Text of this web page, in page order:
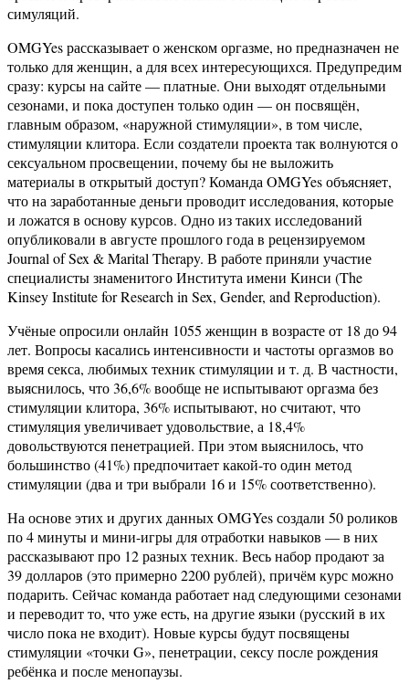
симуляций.
OMGYes рассказывает о женском оргазме, но предназначен не
только для женщин, а для всех интересующихся. Предупредим
сразу: курсы на сайте — платные. Они выходят отдельными
сезонами, и пока доступен только один — он посвящён,
главным образом, «наружной стимуляции», в том числе,
стимуляции клитора. Если создатели проекта так волнуются о
сексуальном просвещении, почему бы не выложить
материалы в открытый доступ? Команда OMGYes объясняет,
что на заработанные деньги проводит исследования, которые
и ложатся в основу курсов. Одно из таких исследований
опубликовали в августе прошлого года в рецензируемом
Journal of Sex & Marital Therapy. В работе приняли участие
специалисты знаменитого Института имени Кинси (The
Kinsey Institute for Research in Sex, Gender, and Reproduction).
Учёные опросили онлайн 1055 женщин в возрасте от 18 до 94
лет. Вопросы касались интенсивности и частоты оргазмов во
время секса, любимых техник стимуляции и т. д. В частности,
выяснилось, что 36,6% вообще не испытывают оргазма без
стимуляции клитора, 36% испытывают, но считают, что
стимуляция увеличивает удовольствие, а 18,4%
довольствуются пенетрацией. При этом выяснилось, что
большинство (41%) предпочитает какой-то один метод
стимуляции (два и три выбрали 16 и 15% соответственно).
На основе этих и других данных OMGYes создали 50 роликов
по 4 минуты и мини-игры для отработки навыков — в них
рассказывают про 12 разных техник. Весь набор продают за
39 долларов (это примерно 2200 рублей), причём курс можно
подарить. Сейчас команда работает над следующими сезонами
и переводит то, что уже есть, на другие языки (русский в их
число пока не входит). Новые курсы будут посвящены
стимуляции «точки G», пенетрации, сексу после рождения
ребёнка и после менопаузы.